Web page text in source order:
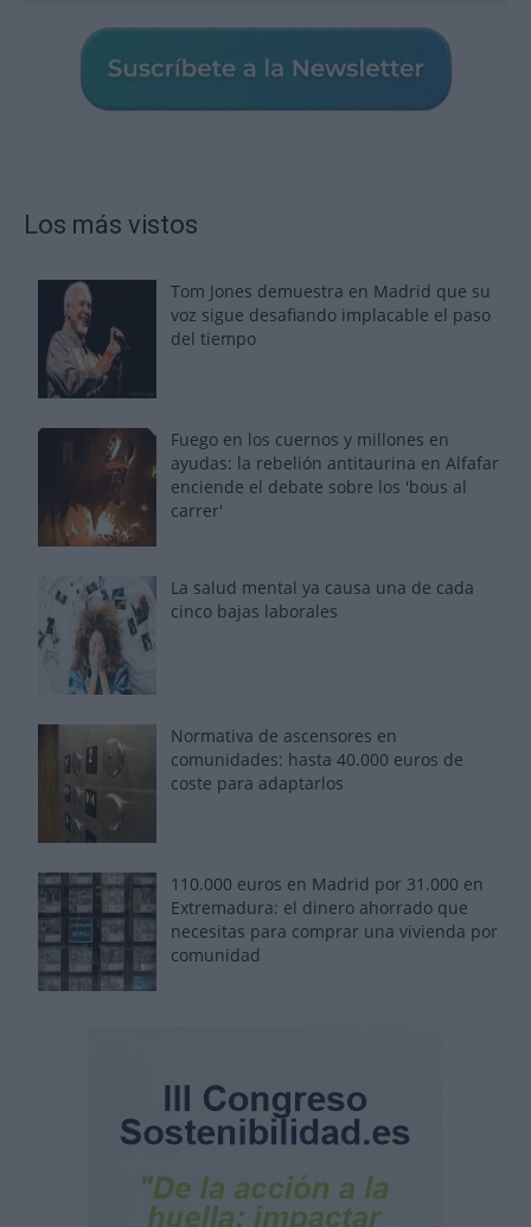
Los más vistos
Tom Jones demuestra en Madrid que su
voz sigue desafiando implacable el paso
del tiempo
Fuego en los cuernos y millones en
ayudas: la rebelión antitaurina en Alfafar
enciende el debate sobre los 'bous al
carrer'
La salud mental ya causa una de cada
cinco bajas laborales
Normativa de ascensores en
comunidades: hasta 40.000 euros de
coste para adaptarlos
110.000 euros en Madrid por 31.000 en
Extremadura: el dinero ahorrado que
necesitas para comprar una vivienda por
comunidad